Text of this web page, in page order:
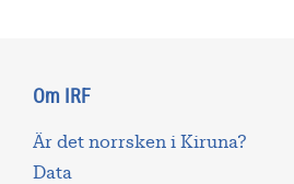
Om IRF
Är det norrsken i Kiruna?
Data